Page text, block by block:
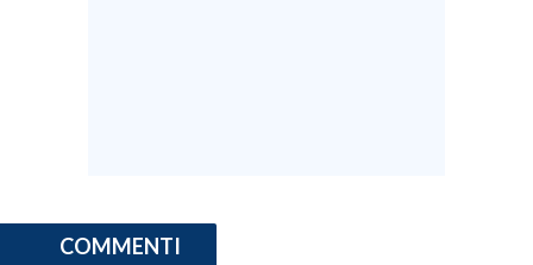
COMMENTI